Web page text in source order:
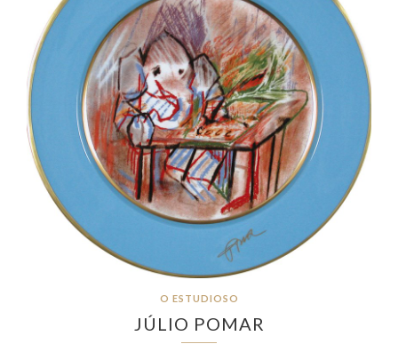
O ESTUDIOSO
JÚLIO POMAR